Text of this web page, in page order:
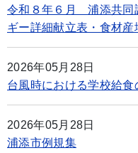
令和８年６月 浦添共同
ギー詳細献立表・食材産
2026年05月28日
台風時における学校給食
2026年05月28日
浦添市例規集